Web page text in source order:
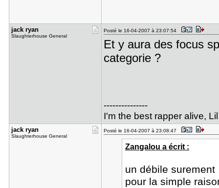
jack ryan
Slaughterhouse General
Posté le 16-04-2007 à 23:07:54
Et y aura des focus
categorie ?
---------------
I'm the best rapper alive,
jack ryan
Slaughterhouse General
Posté le 16-04-2007 à 23:08:47
Zangalou a écrit :
un débile
pour la simple